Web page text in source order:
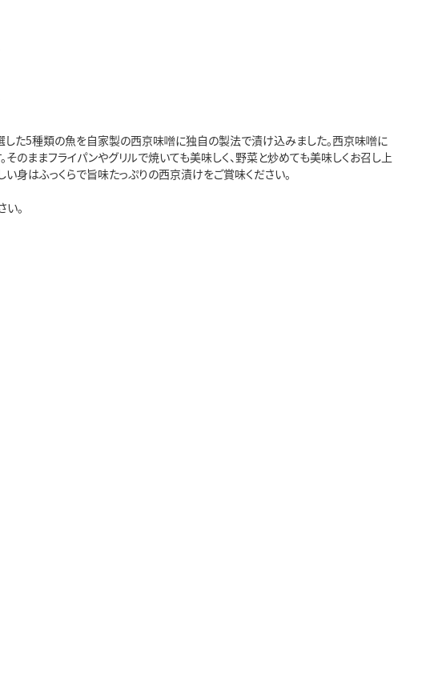
した5種類の魚を自家製の西京味噌に独自の製法で漬け込みました。西京味噌に
のままフライパンやグリルで焼いても美味しく、野菜と炒めても美味しくお召し上
身はふっくらで旨味たっぷりの西京漬けをご賞味ください。
。